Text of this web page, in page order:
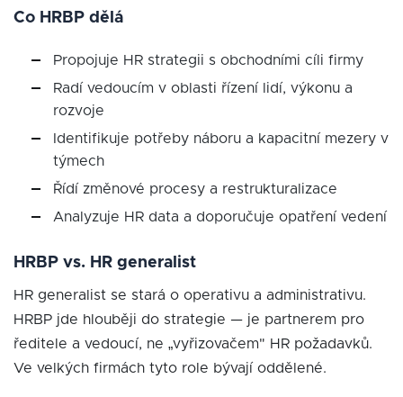
Co HRBP dělá
Propojuje HR strategii s obchodními cíli firmy
Radí vedoucím v oblasti řízení lidí, výkonu a
rozvoje
Identifikuje potřeby náboru a kapacitní mezery v
týmech
Řídí změnové procesy a restrukturalizace
Analyzuje HR data a doporučuje opatření vedení
HRBP vs. HR generalist
HR generalist se stará o operativu a administrativu.
HRBP jde hlouběji do strategie — je partnerem pro
ředitele a vedoucí, ne „vyřizovačem" HR požadavků.
Ve velkých firmách tyto role bývají oddělené.